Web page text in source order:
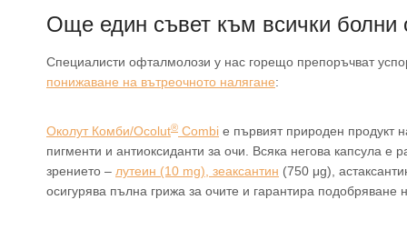
Още един съвет към всички болни
Специалисти офталмолози у нас горещо препоръчват
понижаване на вътреочното налягане:
Околут Комби/Ocolut® Combi е първият природен продукт
пигменти и антиоксиданти за очи. Всяка негова капсула
зрението – лутеин (10 mg), зеаксантин (750 μg),
осигурява пълна грижа за очите и гарантира